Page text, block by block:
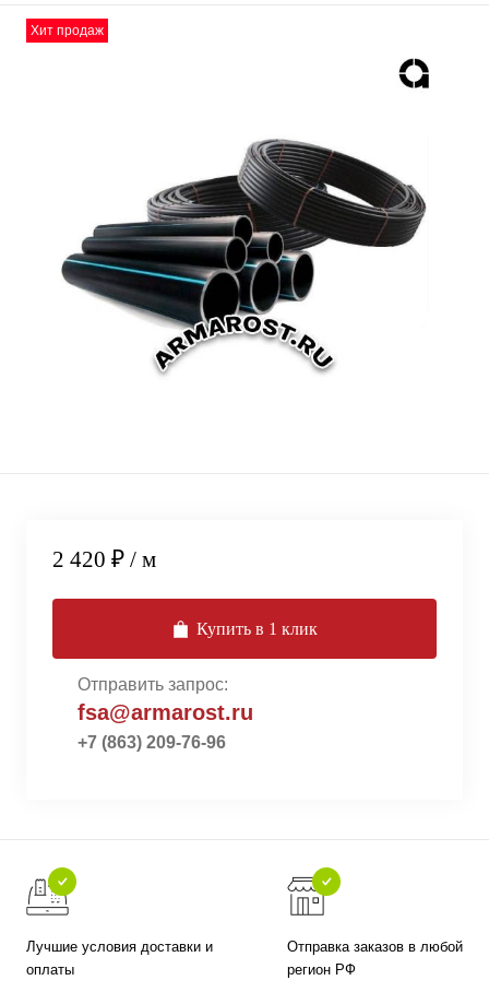
Хит продаж
2 420 ₽ / м
Купить в 1 клик
Отправить запрос:
fsa@armarost.ru
+7 (863) 209-76-96
Лучшие условия доставки и
оплаты
Отправка заказов в любой
регион РФ